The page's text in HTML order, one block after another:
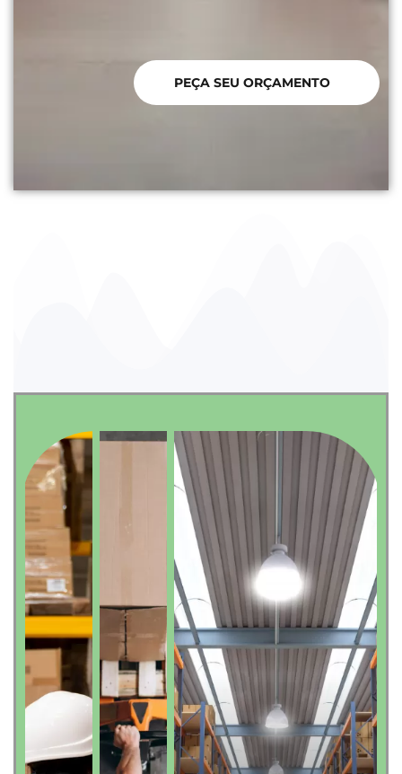
PEÇA SEU ORÇAMENTO